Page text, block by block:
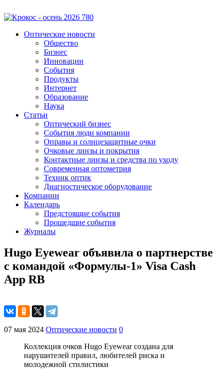
Оптические новости
Общество
Бизнес
Инновации
События
Продукты
Интернет
Образование
Наука
Статьи
Оптический бизнес
События люди компании
Оправы и солнцезащитные очки
Очковые линзы и покрытия
Контактные линзы и средства по уходу
Современная оптометрия
Техник оптик
Диагностическое оборудование
Компании
Календарь
Предстоящие события
Прошедшие события
Журналы
Hugo Eyewear объявила о партнерстве
с командой «Формулы-1» Visa Cash
App RB
07 мая 2024 Оптические новости 0
Коллекция очков Hugo Eyewear создана для
нарушителей правил, любителей риска и
молодежной стилистики